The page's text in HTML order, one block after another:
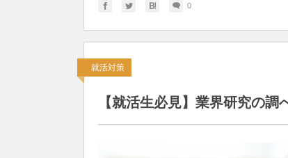
0
就活対策
【就活生必見】業界研究の調